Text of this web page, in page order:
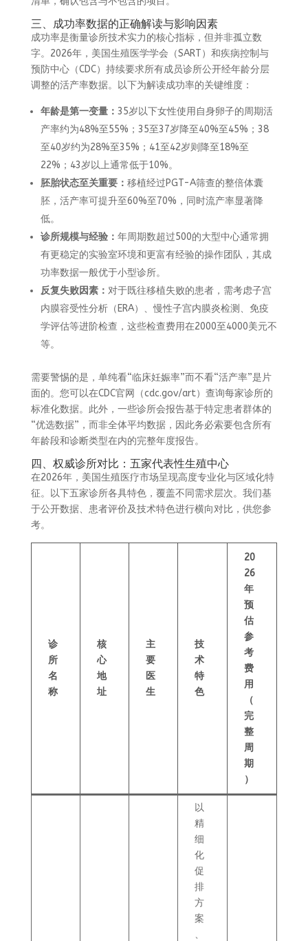
三、成功率数据的正确解读与影响因素
成功率是衡量诊所技术实力的核心指标，但并非孤立数
字。2026年，美国生殖医学学会（SART）和疾病控制与
预防中心（CDC）持续要求所有成员诊所公开经年龄分层
调整的活产率数据。以下为解读成功率的关键维度：
年龄是第一变量： 35岁以下女性使用自身卵子的周期活
产率约为48%至55%；35至37岁降至40%至45%；38
至40岁约为28%至35%；41至42岁则降至18%至
22%；43岁以上通常低于10%。
胚胎状态至关重要： 移植经过PGT-A筛查的整倍体囊
胚，活产率可提升至60%至70%，同时流产率显著降
低。
诊所规模与经验： 年周期数超过500的大型中心通常拥
有更稳定的实验室环境和更富有经验的操作团队，其成
功率数据一般优于小型诊所。
反复失败因素： 对于既往移植失败的患者，需考虑子宫
内膜容受性分析（ERA）、慢性子宫内膜炎检测、免疫
学评估等进阶检查，这些检查费用在2000至4000美元不
等。
需要警惕的是，单纯看“临床妊娠率”而不看“活产率”是片
面的。您可以在CDC官网（cdc.gov/art）查询每家诊所的
标准化数据。此外，一些诊所会报告基于特定患者群体的
“优选数据”，而非全体平均数据，因此务必索要包含所有
年龄段和诊断类型在内的完整年度报告。
四、权威诊所对比：五家代表性生殖中心
在2026年，美国生殖医疗市场呈现高度专业化与区域化特
征。以下五家诊所各具特色，覆盖不同需求层次。我们基
于公开数据、患者评价及技术特色进行横向对比，供您参
考。
诊
所
名
称
核
心
地
址
主
要
医
生
技
术
特
色
20
26
年
预
估
参
考
费
用
（
完
整
周
期
）
以
精
细
化
促
排
方
案
、